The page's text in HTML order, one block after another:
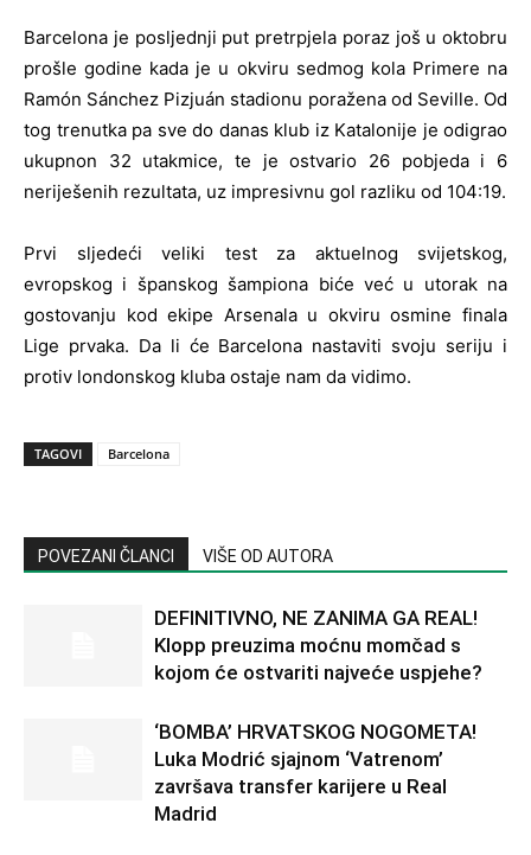
Barcelona je posljednji put pretrpjela poraz još u oktobru
prošle godine kada je u okviru sedmog kola Primere na
Ramón Sánchez Pizjuán stadionu poražena od Seville. Od
tog trenutka pa sve do danas klub iz Katalonije je odigrao
ukupnon 32 utakmice, te je ostvario 26 pobjeda i 6
neriješenih rezultata, uz impresivnu gol razliku od 104:19.
Prvi sljedeći veliki test za aktuelnog svijetskog,
evropskog i španskog šampiona biće već u utorak na
gostovanju kod ekipe Arsenala u okviru osmine finala
Lige prvaka. Da li će Barcelona nastaviti svoju seriju i
protiv londonskog kluba ostaje nam da vidimo.
TAGOVI Barcelona
POVEZANI ČLANCI VIŠE OD AUTORA
DEFINITIVNO, NE ZANIMA GA REAL!
Klopp preuzima moćnu momčad s
kojom će ostvariti najveće uspjehe?
‘BOMBA’ HRVATSKOG NOGOMETA!
Luka Modrić sjajnom ‘Vatrenom’
završava transfer karijere u Real
Madrid